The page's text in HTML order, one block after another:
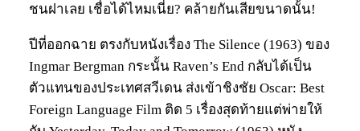
ชนฝาเลย เชื่อได้ไหมเนี่ย? คล้ายกันเสียขนาดนั้น!
ปีที่ออกฉาย ตรงกับหนังเรื่อง The Silence (1963) ของ
Ingmar Bergman กระนั้น Raven’s End กลับได้เป็น
ตัวแทนของประเทศสวีเดน ส่งเข้าชิงชัย Oscar: Best
Foreign Language Film ติด 5 เรื่องสุดท้ายแต่พ่ายให้